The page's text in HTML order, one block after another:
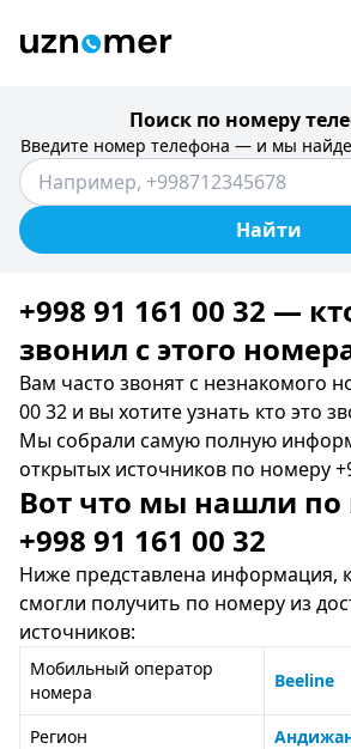
Поиск по номеру
Введите номер телефона — и мы
Найти
+998 91 161 00 32 —
звонил c этого
Вам часто звонят с незнакомого
00 32 и вы хотите узнать кто это
Мы собрали самую полную
открытых источников по номеру
Вот что мы нашли по
+998 91 161 00 32
Ниже представлена информация,
смогли получить по номеру из
источников:
Мобильный оператор
номера
Beeline
Регион